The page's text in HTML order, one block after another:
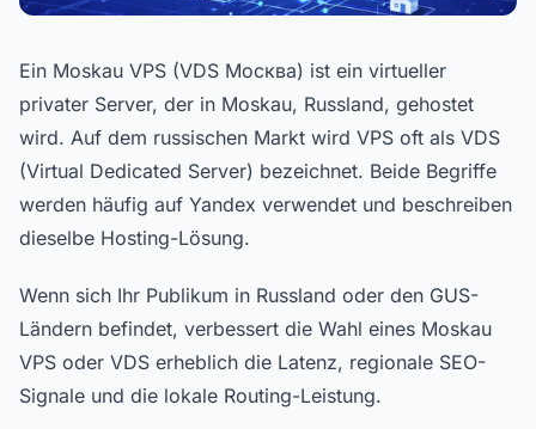
Ein Moskau VPS (VDS Москва) ist ein virtueller
privater Server, der in Moskau, Russland, gehostet
wird. Auf dem russischen Markt wird VPS oft als VDS
(Virtual Dedicated Server) bezeichnet. Beide Begriffe
werden häufig auf Yandex verwendet und beschreiben
dieselbe Hosting-Lösung.
Wenn sich Ihr Publikum in Russland oder den GUS-
Ländern befindet, verbessert die Wahl eines Moskau
VPS oder VDS erheblich die Latenz, regionale SEO-
Signale und die lokale Routing-Leistung.